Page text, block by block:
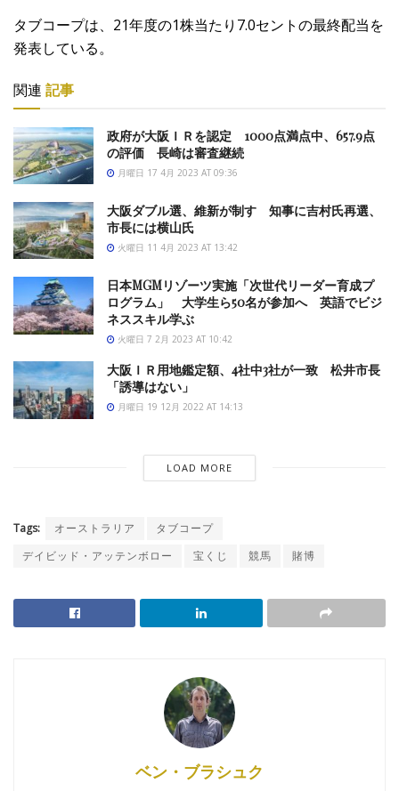
タブコープは、21年度の1株当たり7.0セントの最終配当を
発表している。
関連 記事
政府が大阪ＩＲを認定 1000点満点中、657.9点
の評価 長崎は審査継続
月曜日 17 4月 2023 AT 09:36
大阪ダブル選、維新が制す 知事に吉村氏再選、
市長には横山氏
火曜日 11 4月 2023 AT 13:42
日本MGMリゾーツ実施「次世代リーダー育成プ
ログラム」 大学生ら50名が参加へ 英語でビジ
ネススキル学ぶ
火曜日 7 2月 2023 AT 10:42
大阪ＩＲ用地鑑定額、4社中3社が一致 松井市長
「誘導はない」
月曜日 19 12月 2022 AT 14:13
LOAD MORE
Tags: オーストラリア
タブコープ
デイビッド・アッテンボロー
宝くじ 競馬 賭博
ベン・ブラシュク